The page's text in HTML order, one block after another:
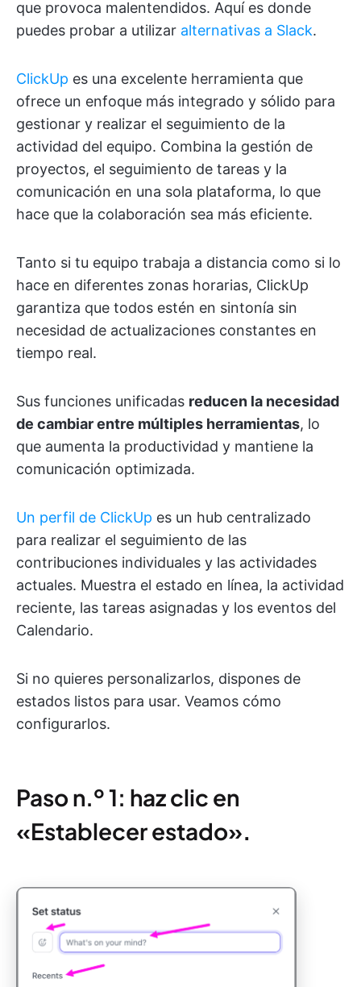
que provoca malentendidos. Aquí es donde
puedes probar a utilizar alternativas a Slack.
ClickUp es una excelente herramienta que
ofrece un enfoque más integrado y sólido para
gestionar y realizar el seguimiento de la
actividad del equipo. Combina la gestión de
proyectos, el seguimiento de tareas y la
comunicación en una sola plataforma, lo que
hace que la colaboración sea más eficiente.
Tanto si tu equipo trabaja a distancia como si lo
hace en diferentes zonas horarias, ClickUp
garantiza que todos estén en sintonía sin
necesidad de actualizaciones constantes en
tiempo real.
Sus funciones unificadas reducen la necesidad
de cambiar entre múltiples herramientas, lo
que aumenta la productividad y mantiene la
comunicación optimizada.
Un perfil de ClickUp es un hub centralizado
para realizar el seguimiento de las
contribuciones individuales y las actividades
actuales. Muestra el estado en línea, la actividad
reciente, las tareas asignadas y los eventos del
Calendario.
Si no quieres personalizarlos, dispones de
estados listos para usar. Veamos cómo
configurarlos.
Paso n.º 1: haz clic en
«Establecer estado».